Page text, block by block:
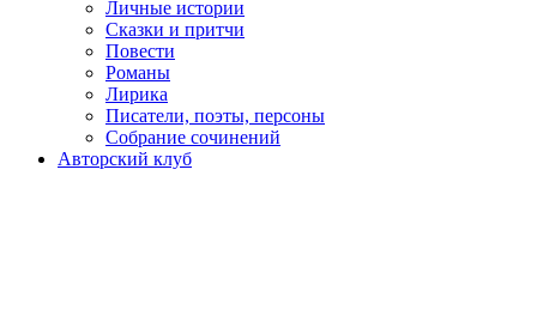
Личные истории
Сказки и притчи
Повести
Романы
Лирика
Писатели, поэты, персоны
Собрание сочинений
Авторский клуб